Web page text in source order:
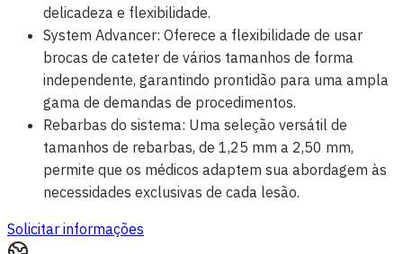
delicadeza e flexibilidade.
System Advancer: Oferece a flexibilidade de usar
brocas de cateter de vários tamanhos de forma
independente, garantindo prontidão para uma ampla
gama de demandas de procedimentos.
Rebarbas do sistema: Uma seleção versátil de
tamanhos de rebarbas, de 1,25 mm a 2,50 mm,
permite que os médicos adaptem sua abordagem às
necessidades exclusivas de cada lesão.
Solicitar informações